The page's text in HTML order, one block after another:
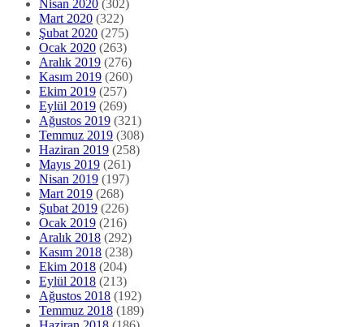
Nisan 2020 (302)
Mart 2020 (322)
Şubat 2020 (275)
Ocak 2020 (263)
Aralık 2019 (276)
Kasım 2019 (260)
Ekim 2019 (257)
Eylül 2019 (269)
Ağustos 2019 (321)
Temmuz 2019 (308)
Haziran 2019 (258)
Mayıs 2019 (261)
Nisan 2019 (197)
Mart 2019 (268)
Şubat 2019 (226)
Ocak 2019 (216)
Aralık 2018 (292)
Kasım 2018 (238)
Ekim 2018 (204)
Eylül 2018 (213)
Ağustos 2018 (192)
Temmuz 2018 (189)